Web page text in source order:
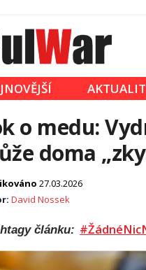
o medu:
doma
27.03.2026
David Nossek
článku: